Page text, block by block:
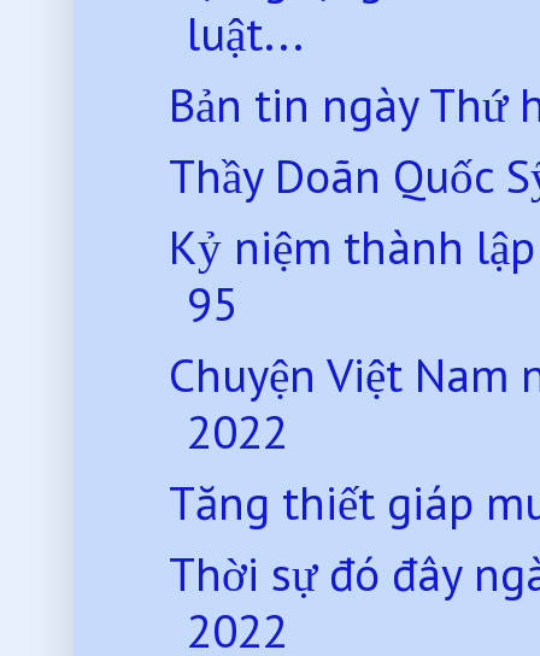
luật...
Bản tin ngày Thứ
Thầy Doãn Quốc
Kỷ niệm thành
95
Chuyện Việt Nam
2022
Tăng thiết giáp
Thời sự đó đây
2022